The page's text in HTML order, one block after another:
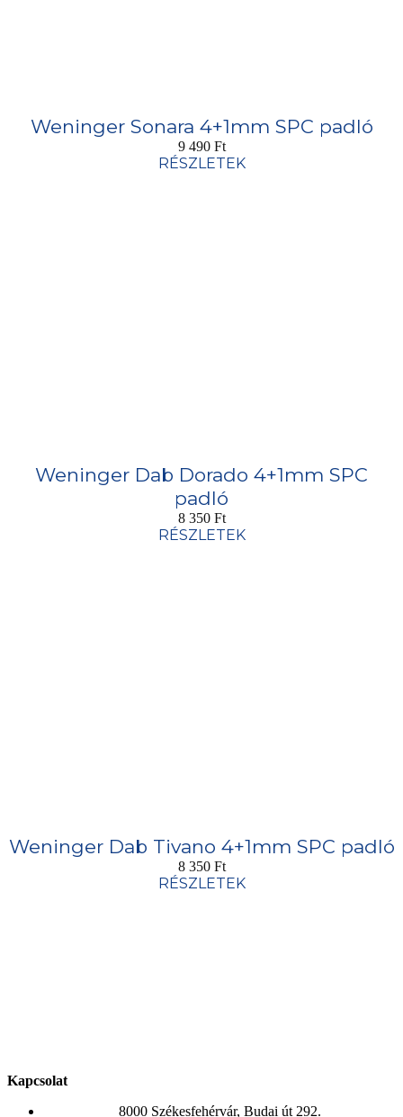
Weninger Sonara 4+1mm SPC padló
9 490 Ft
RÉSZLETEK
Weninger Dab Dorado 4+1mm SPC
padló
8 350 Ft
RÉSZLETEK
Weninger Dab Tivano 4+1mm SPC padló
8 350 Ft
RÉSZLETEK
Kapcsolat
8000 Székesfehérvár, Budai út 292.